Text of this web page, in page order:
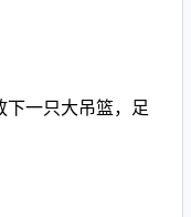
下一只大吊篮，足